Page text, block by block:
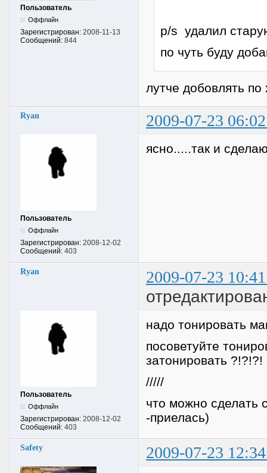
Пользователь
Оффлайн
Зарегистрирован: 2008-11-13
Сообщений: 844
p/s удалил
по чуть буду
лутче добовлять
Ryan 2009-07-23
Пользователь
Оффлайн
Зарегистрирован: 2008-12-02
Сообщений: 403
ясно.....так и
Ryan 2009-07-23
Пользователь
Оффлайн
Зарегистрирован: 2008-12-02
Сообщений: 403
надо тонировать
посоветуйте
затонировать ?!?!?!
/////
что можно сделать
-приелась)
Safety 2009-07-23